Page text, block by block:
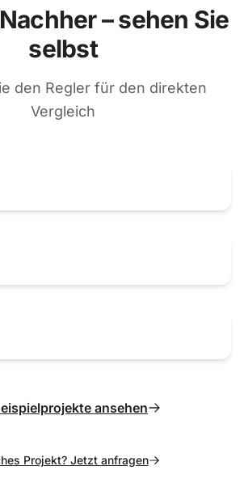
– sehen Sie
selbst
den Regler für den direkten
Vergleich
Regler schieben
Regler schieben
ansehen
Projekt? Jetzt anfragen